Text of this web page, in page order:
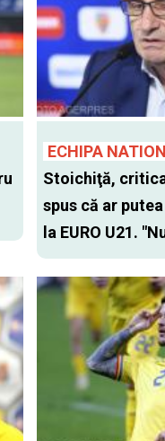
ECHIPA
Stoichiţă,
spus că ar
la EURO U21.